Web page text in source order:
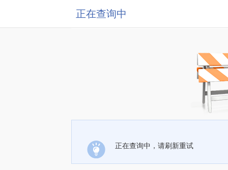
正在查询中
正在查询中，请刷新重试